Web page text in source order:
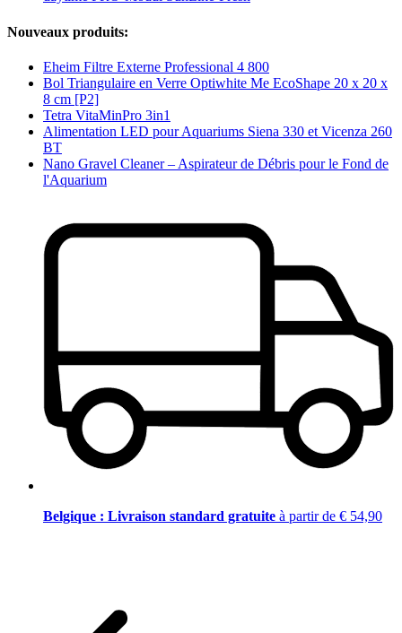
Nouveaux produits:
Eheim Filtre Externe Professional 4 800
Bol Triangulaire en Verre Optiwhite Me EcoShape 20 x 20 x
8 cm [P2]
Tetra VitaMinPro 3in1
Alimentation LED pour Aquariums Siena 330 et Vicenza 260
BT
Nano Gravel Cleaner – Aspirateur de Débris pour le Fond de
l'Aquarium
Belgique : Livraison standard gratuite à partir de € 54,90